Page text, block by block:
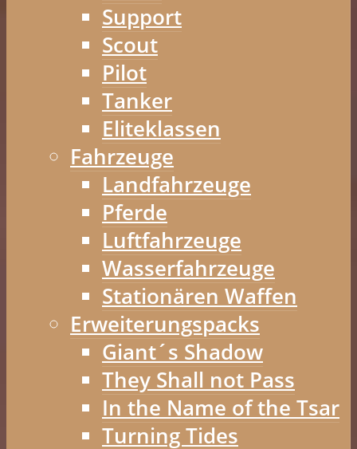
Support
Scout
Pilot
Tanker
Eliteklassen
Fahrzeuge
Landfahrzeuge
Pferde
Luftfahrzeuge
Wasserfahrzeuge
Stationären Waffen
Erweiterungspacks
Giant´s Shadow
They Shall not Pass
In the Name of the Tsar
Turning Tides